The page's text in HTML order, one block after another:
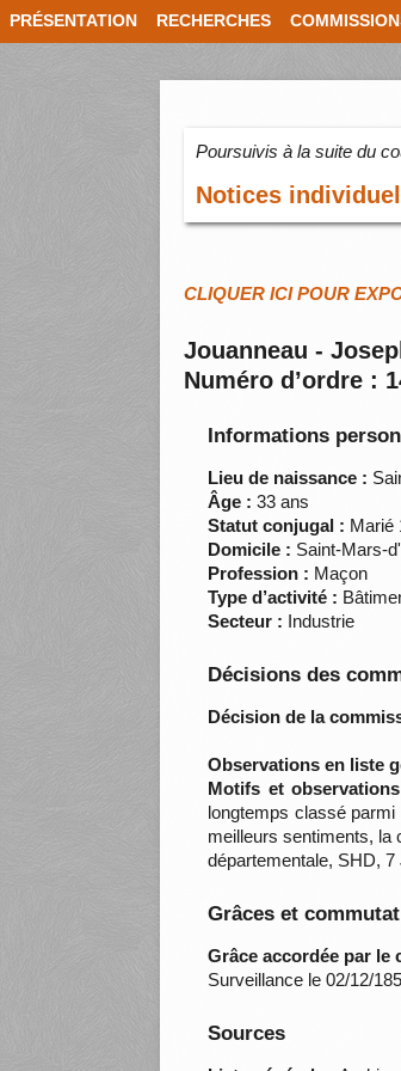
PRÉSENTATION RECHERCHES
Poursuivis à la suite du
Notices
CLIQUER ICI POUR
Jouanneau -
Numéro d’ordre :
Informations
Lieu de naissance :
Âge : 33 ans
Statut conjugal : Marié
Domicile : Saint-Mars-
Profession : Maçon
Type d’activité :
Secteur : Industrie
Décisions des
Décision de la
Observations en liste
Motifs et
longtemps classé
meilleurs sentiments, la
départementale, SHD, 7
Grâces et
Grâce accordée par le
Surveillance le 02/12/
Sources